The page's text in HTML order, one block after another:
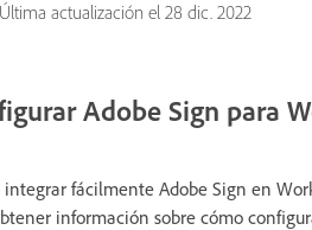
Última actualización el 28 dic. 2022
Adobe Sign para
integrar fácilmente Adobe Sign en
información sobre cómo